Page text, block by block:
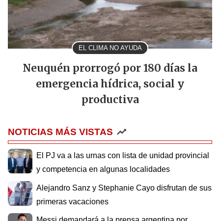
EL CLIMA NO AYUDA
Neuquén prorrogó por 180 días la
emergencia hídrica, social y
productiva
NOTICIAS MÁS VISTAS
El PJ va a las urnas con lista de unidad provincial
y competencia en algunas localidades
Alejandro Sanz y Stephanie Cayo disfrutan de sus
primeras vacaciones